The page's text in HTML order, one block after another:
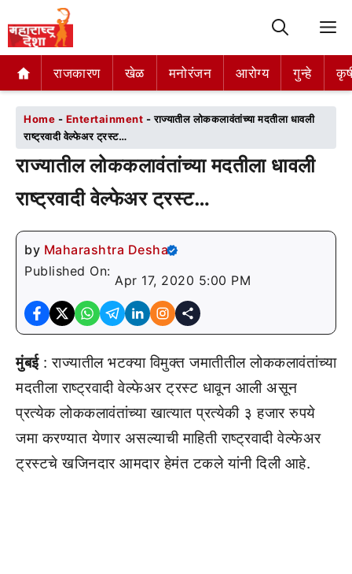
राजकारण खेळ मनोरंजन आरोग्य गुन्हे
राजकारण खेळ मनोरंजन आरोग्य गुन्हे
Home - Entertainment -राज्यातील लोककलावंतांच्या मदतीला धावली
राष्ट्रवादी वेल्फेअर ट्रस्ट…
राज्यातील लोककलावंतांच्या मदतीला धावली
राष्ट्रवादी वेल्फेअर ट्रस्ट…
by Maharashtra Desha
Published On:
Apr 17, 2020 5:00 PM
मुंबई: राज्यातील भटक्या विमुक्त जमातीतील लोककलावंतांच्या
मदतीला राष्ट्रवादी वेल्फेअर ट्रस्ट धावून आली असून
प्रत्येक लोककलावंतांच्या खात्यात प्रत्येकी ३ हजार रुपये
जमा करण्यात येणार असल्याची माहिती राष्ट्रवादी वेल्फेअर
ट्रस्टचे खजिनदार आमदार हेमंत टकले यांनी दिली आहे.